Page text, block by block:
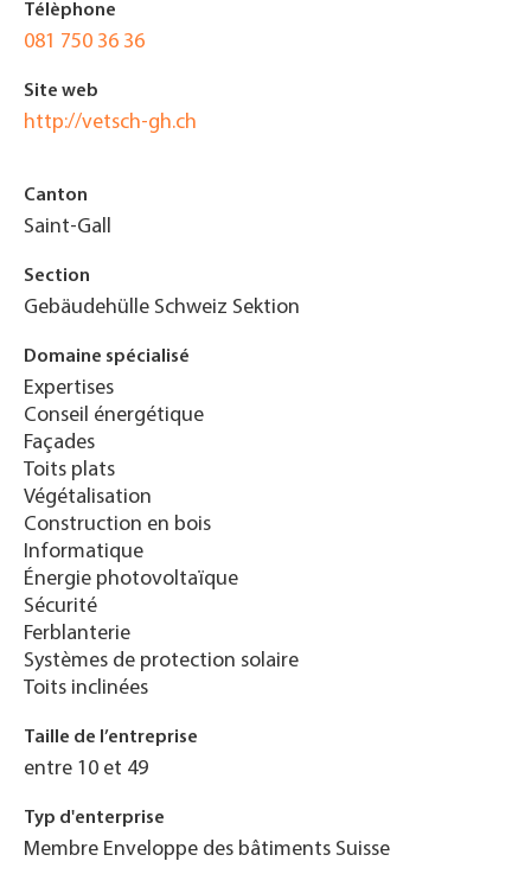
Télèphone
081 750 36 36
Site web
http://vetsch-gh.ch
Canton
Saint-Gall
Section
Gebäudehülle Schweiz Sektion
Domaine spécialisé
Expertises
Conseil énergétique
Façades
Toits plats
Végétalisation
Construction en bois
Informatique
Énergie photovoltaïque
Sécurité
Ferblanterie
Systèmes de protection solaire
Toits inclinées
Taille de l’entreprise
entre 10 et 49
Typ d'enterprise
Membre Enveloppe des bâtiments Suisse